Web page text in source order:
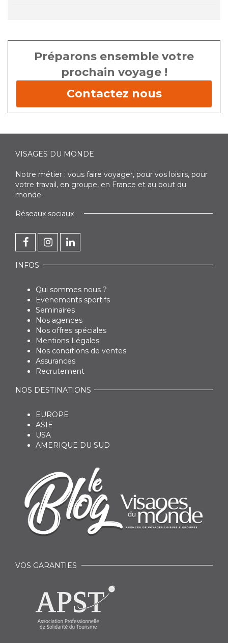
Préparons ensemble votre
prochain voyage !
Contactez nous
VISAGES DU MONDE
Notre métier : vous faire voyager, pour vos loisirs, pour
votre travail, en groupe, en France et au bout du
monde.
Réseaux sociaux
INFOS
Qui sommes nous ?
Evenements sportifs
Seminaires
Nos agences
Nos offres spéciales
Mentions Légales
Nos conditions de ventes
Assurances
Recrutement
NOS DESTINATIONS
EUROPE
ASIE
USA
AMERIQUE DU SUD
VOS GARANTIES